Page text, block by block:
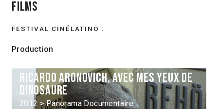
Films
FESTIVAL CINÉLATINO :
Production
Ricardo Aronovich, avec mes yeux de
dinosaure
2012 > Panorama Documentaire